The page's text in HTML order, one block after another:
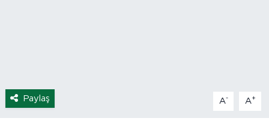
Paylaş A- A+